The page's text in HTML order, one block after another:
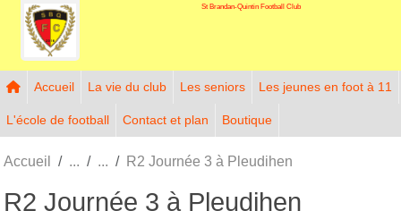
St Brandan-Quintin Football Club
Accueil La vie du club Les seniors Les jeunes en foot à 11
L'école de football Contact et plan Boutique
Accueil R2 Journée 3 à Pleudihen
R2 Journée 3 à Pleudihen
Panneau de gestion des cookies